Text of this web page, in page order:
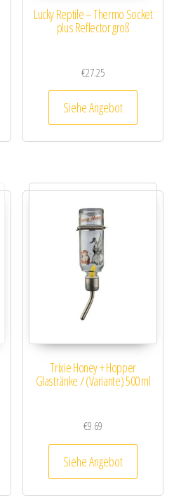
Lucky Reptile – Thermo Socket
plus Reflector groß
€27.25
Siehe Angebot
Trixie Honey + Hopper
Glastränke / (Variante) 500 ml
€9.69
Siehe Angebot